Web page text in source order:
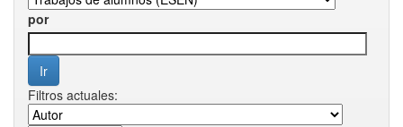
por
Filtros actuales: